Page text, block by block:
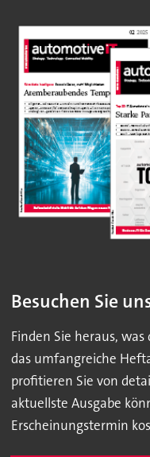
Besuchen Sie
Finden Sie heraus,
das umfangreiche
profitieren Sie von
aktuellste Ausgabe
Erscheinungstermin